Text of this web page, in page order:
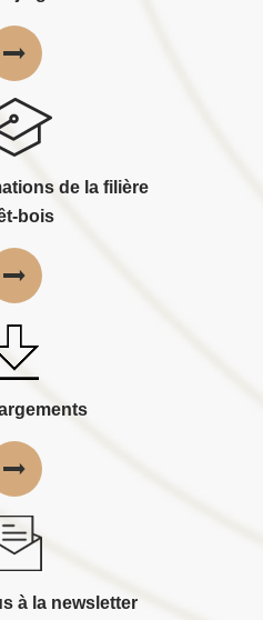
de la filière
bois
à la newsletter